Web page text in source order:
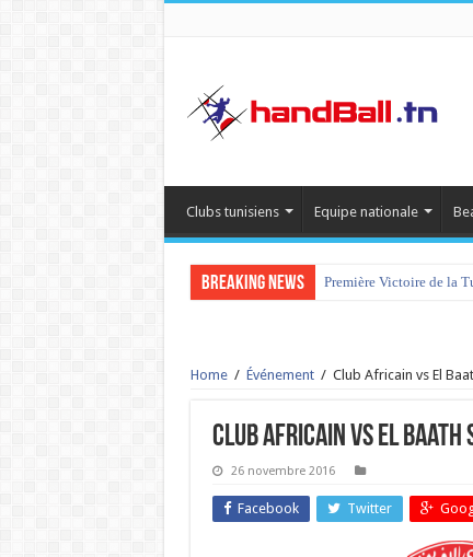
Clubs tunisiens Equipe nationale
Breaking News Première Victoire de la
tournoi international
Home / Événement / Club Africain vs El
Club Africain vs El Baath
26 novembre 2016
Facebook Twitter